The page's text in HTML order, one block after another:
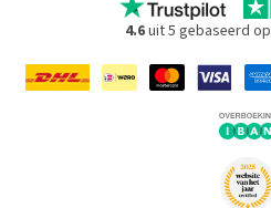
4.6uit 5 gebaseerd op